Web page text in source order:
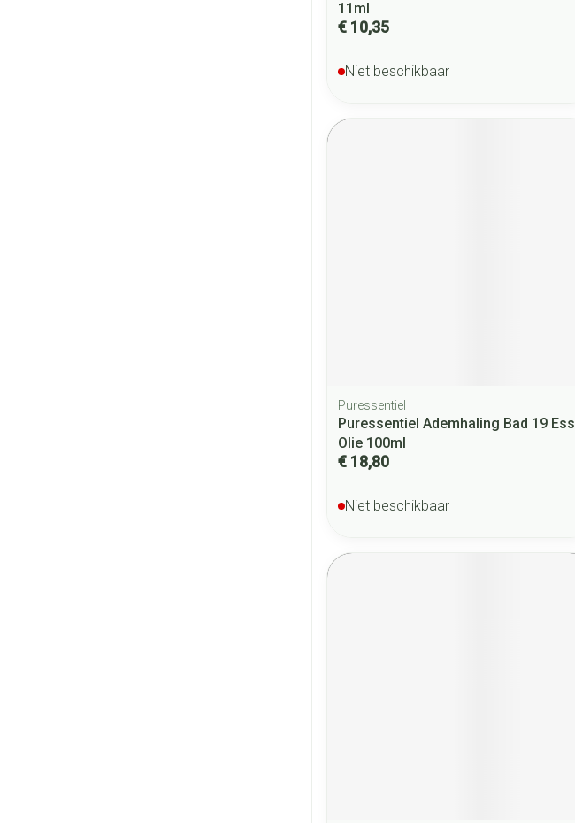
11ml
€ 10,35
Niet beschikbaar
Puressentiel
Puressentiel Ademhaling Bad 19 Ess
Olie 100ml
€ 18,80
Niet beschikbaar